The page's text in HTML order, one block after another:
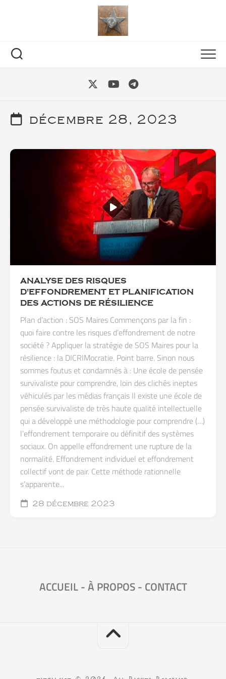
décembre 28, 2023
ANALYSE DES RISQUES
D'EFFONDREMENT ET PLANIFICATION
DES ACTIONS DE RÉSILIENCE
Plan d’action : SOS Maires Commençons par la fin :
quoi faire contre les risques d’effondrement de notre
société ? Appliquer la stratégie de SOS Maires pour la
résilience : la DICRIMocratie. Point barre. Sinon nous
sommes foutus et condamnés à : Une école de pensée
survivaliste pour comprendre, loin des clichés ineptes
véhiculés par les médias français Il existe une école de
pensée survivaliste de très haute qualité intellectuelle
qui a développé une méthodologie pour comprendre (…)
l’effondrement temporaire ou définitif des systèmes
sociaux. On appelle effondrement une rupture de la
normalité. Effondrement individuel et effondrement
collectif vont de pair. Cette méthode rationnelle
s’apparente...
28 décembre 2023
ACCUEIL-À PROPOS- CONTACT